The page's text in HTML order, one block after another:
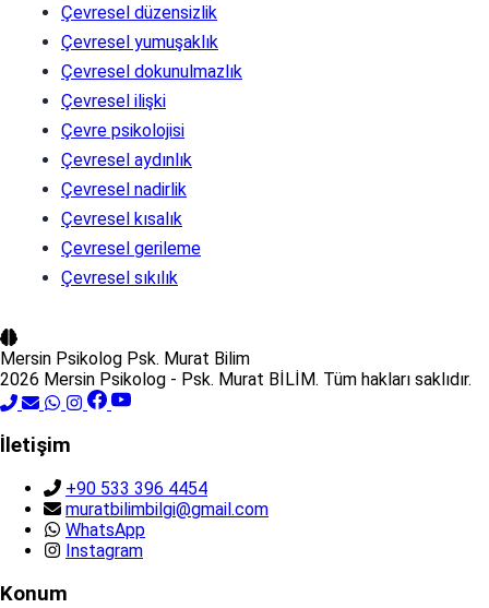
Çevresel düzensizlik
Çevresel yumuşaklık
Çevresel dokunulmazlık
Çevresel ilişki
Çevre psikolojisi
Çevresel aydınlık
Çevresel nadirlik
Çevresel kısalık
Çevresel gerileme
Çevresel sıkılık
Mersin Psikolog Psk. Murat Bilim
2026 Mersin Psikolog - Psk. Murat BİLİM. Tüm hakları saklıdır.
İletişim
+90 533 396 4454
muratbilimbilgi@gmail.com
WhatsApp
Instagram
Konum